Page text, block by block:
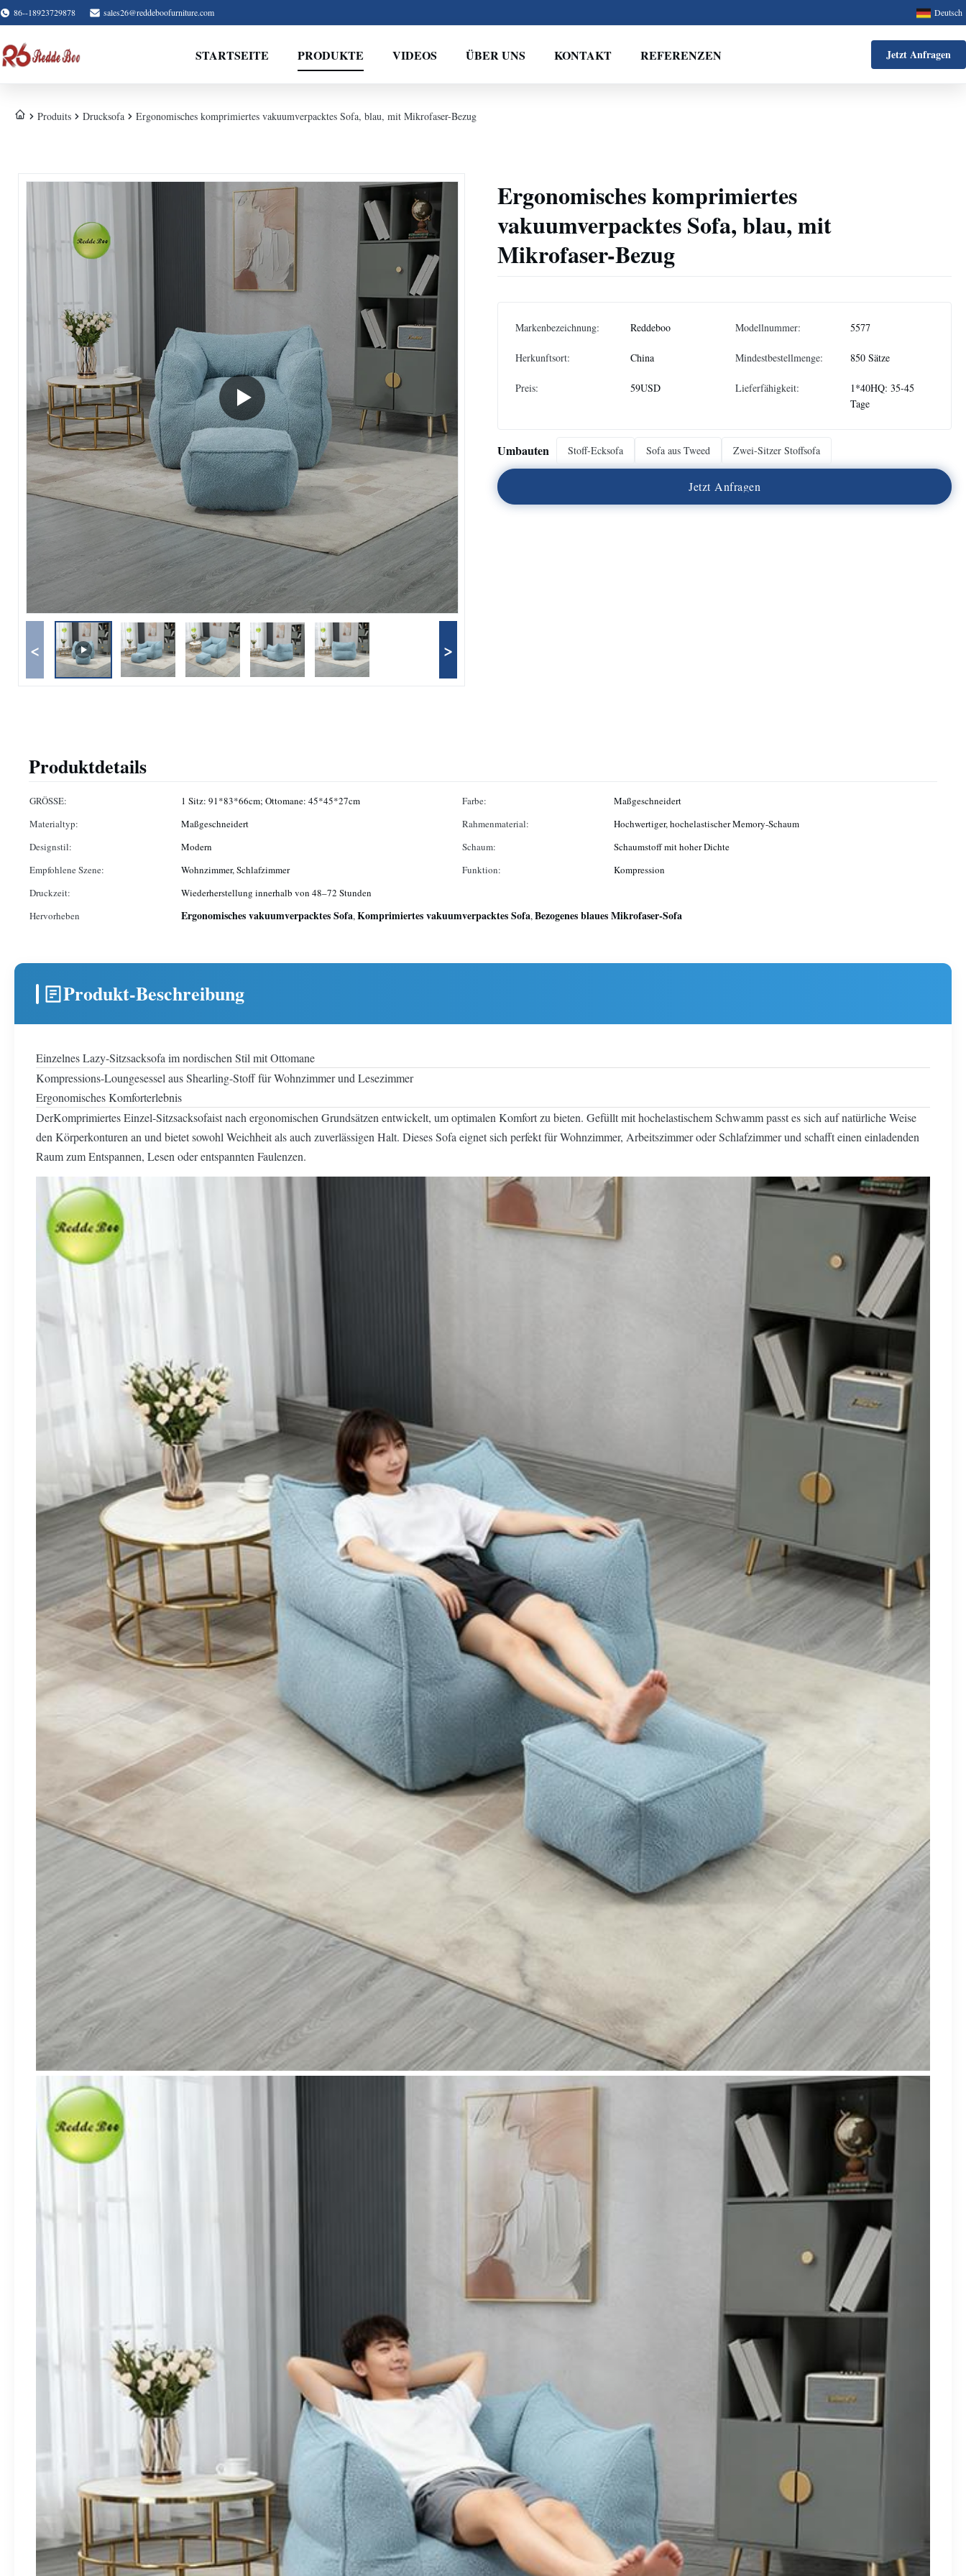
86--18923729878 sales26@reddeboofurniture.com Deutsch
STARTSEITE PRODUKTE VIDEOS ÜBER UNS KONTAKT REFERENZEN Jetzt Anfragen
Produits Drucksofa Ergonomisches komprimiertes vakuumverpacktes Sofa, blau, mit Mikrofaser-Bezug
< >
Ergonomisches komprimiertes
vakuumverpacktes Sofa, blau, mit
Mikrofaser-Bezug
Markenbezeichnung: Reddeboo Modellnummer: 5577
Herkunftsort: China Mindestbestellmenge: 850 Sätze
Preis: 59USD Lieferfähigkeit:
1*40HQ: 35-45
Tage
Umbauten Stoff-Ecksofa Sofa aus Tweed Zwei-Sitzer Stoffsofa
Jetzt Anfragen
Produktdetails
GRÖSSE: 1 Sitz: 91*83*66cm; Ottomane: 45*45*27cm Farbe:
Maßgeschneidert
Materialtyp:
Maßgeschneidert Rahmenmaterial:
Hochwertiger, hochelastischer Memory-Schaum
Designstil:
Modern Schaum:
Schaumstoff mit hoher Dichte
Empfohlene Szene:
Wohnzimmer, Schlafzimmer Funktion:
Kompression
Druckzeit:
Wiederherstellung innerhalb von 48–72 Stunden
Hervorheben
Ergonomisches vakuumverpacktes Sofa,Komprimiertes vakuumverpacktes Sofa,Bezogenes blaues Mikrofaser-Sofa
Produkt-Beschreibung
Einzelnes Lazy-Sitzsacksofa im nordischen Stil mit Ottomane
Kompressions-Loungesessel aus Shearling-Stoff für Wohnzimmer und Lesezimmer
Ergonomisches Komforterlebnis
DerKomprimiertes Einzel-Sitzsacksofaist nach ergonomischen Grundsätzen entwickelt, um optimalen Komfort zu bieten. Gefüllt mit hochelastischem Schwamm passt es sich auf natürliche Weise
den Körperkonturen an und bietet sowohl Weichheit als auch zuverlässigen Halt. Dieses Sofa eignet sich perfekt für Wohnzimmer, Arbeitszimmer oder Schlafzimmer und schafft einen einladenden
Raum zum Entspannen, Lesen oder entspannten Faulenzen.